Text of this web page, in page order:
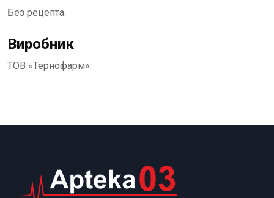
Без рецепта.
Виробник
ТОВ «Тернофарм».